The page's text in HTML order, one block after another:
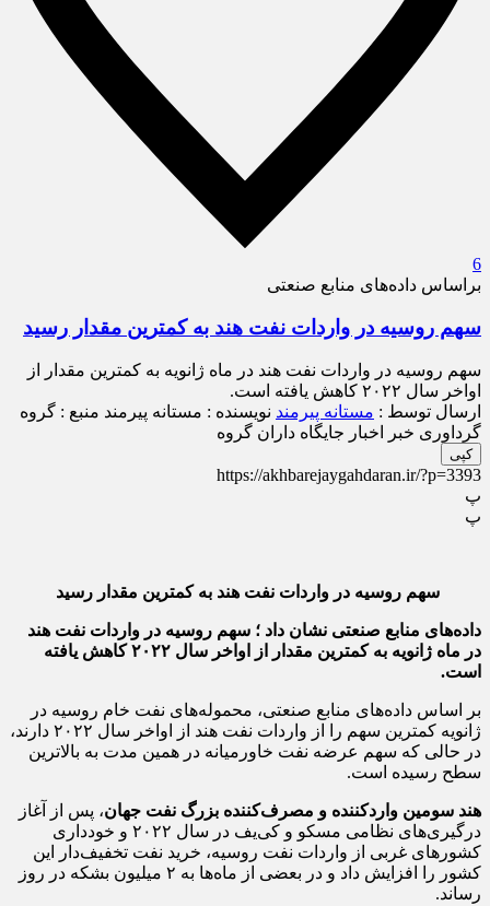
6
براساس داده‌های منابع صنعتی
سهم روسیه در واردات نفت هند به کمترین مقدار رسید
سهم روسیه در واردات نفت هند در ماه ژانویه به کمترین مقدار از
اواخر سال ۲۰۲۲ کاهش یافته است.
ارسال توسط : مستانه پیرمند نویسنده : مستانه پیرمند منبع : گروه
گرداوری خبر اخبار جایگاه داران گروه
کپی
https://akhbarejaygahdaran.ir/?p=3393
پ
پ
سهم روسیه در واردات نفت هند به کمترین مقدار رسید
داده‌های منابع صنعتی نشان داد ؛ سهم روسیه در واردات نفت هند
در ماه ژانویه به کمترین مقدار از اواخر سال ۲۰۲۲ کاهش یافته
است.
بر اساس داده‌های منابع صنعتی، محموله‌های نفت خام روسیه در
ژانویه کمترین سهم را از واردات نفت هند از اواخر سال ۲۰۲۲ دارند،
در حالی که سهم عرضه نفت خاورمیانه در همین مدت به بالاترین
سطح رسیده است.
هند سومین واردکننده و مصرف‌کننده بزرگ نفت جهان، پس از آغاز
درگیری‌های نظامی مسکو و کی‌یف در سال ۲۰۲۲ و خودداری
کشورهای غربی از واردات نفت روسیه، خرید نفت تخفیف‌دار این
کشور را افزایش داد و در بعضی از ماه‌ها به ۲ میلیون بشکه در روز
رساند.